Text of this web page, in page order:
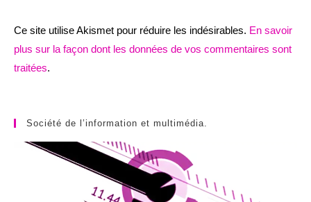
Ce site utilise Akismet pour réduire les indésirables. En savoir
plus sur la façon dont les données de vos commentaires sont
traitées.
Société de l’information et multimédia.